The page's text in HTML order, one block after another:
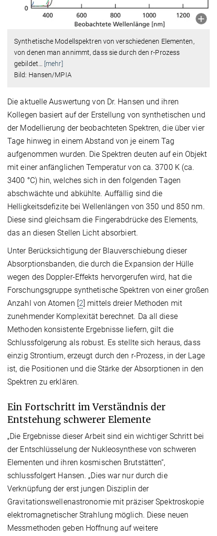
Synthetische Modellspektren von verschiedenen Elementen,
von denen man annimmt, dass sie durch den r-Prozess
gebildet
[mehr]
Bild: Hansen/MPIA
Die aktuelle Auswertung von Dr. Hansen und ihren
Kollegen basiert auf der Erstellung von synthetischen und
der Modellierung der beobachteten Spektren, die über vier
Tage hinweg in einem Abstand von je einem Tag
aufgenommen wurden. Die Spektren deuten auf ein Objekt
mit einer anfänglichen Temperatur von ca. 3700 K (ca.
3400 °C) hin, welches sich in den folgenden Tagen
abschwächte und abkühlte. Auffällig sind die
Helligkeitsdefizite bei Wellenlängen von 350 und 850 nm.
Diese sind gleichsam die Fingerabdrücke des Elements,
das an diesen Stellen Licht absorbiert.
Unter Berücksichtigung der Blauverschiebung dieser
Absorptionsbanden, die durch die Expansion der Hülle
wegen des Doppler-Effekts hervorgerufen wird, hat die
Forschungsgruppe synthetische Spektren von einer großen
Anzahl von Atomen [2] mittels dreier Methoden mit
zunehmender Komplexität berechnet. Da all diese
Methoden konsistente Ergebnisse liefern, gilt die
Schlussfolgerung als robust. Es stellte sich heraus, dass
einzig Strontium, erzeugt durch den r-Prozess, in der Lage
ist, die Positionen und die Stärke der Absorptionen in den
Spektren zu erklären.
Ein Fortschritt im Verständnis der
Entstehung schwerer Elemente
„Die Ergebnisse dieser Arbeit sind ein wichtiger Schritt bei
der Entschlüsselung der Nukleosynthese von schweren
Elementen und ihren kosmischen Brutstätten“,
schlussfolgert Hansen. „Dies war nur durch die
Verknüpfung der erst jungen Disziplin der
Gravitationswellenastronomie mit präziser Spektroskopie
elektromagnetischer Strahlung möglich. Diese neuen
Messmethoden geben Hoffnung auf weitere